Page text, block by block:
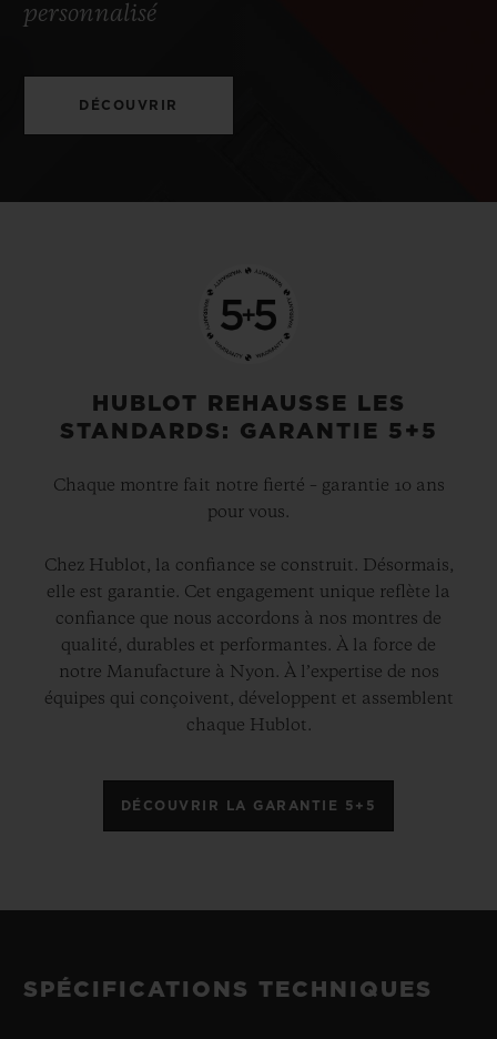
personnalisé
DÉCOUVRIR
HUBLOT REHAUSSE LES
STANDARDS: GARANTIE 5+5
Chaque montre fait notre fierté – garantie 10 ans
pour vous.
Chez Hublot, la confiance se construit. Désormais,
elle est garantie. Cet engagement unique reflète la
confiance que nous accordons à nos montres de
qualité, durables et performantes. À la force de
notre Manufacture à Nyon. À l’expertise de nos
équipes qui conçoivent, développent et assemblent
chaque Hublot.
DÉCOUVRIR LA GARANTIE 5+5
SPÉCIFICATIONS TECHNIQUES